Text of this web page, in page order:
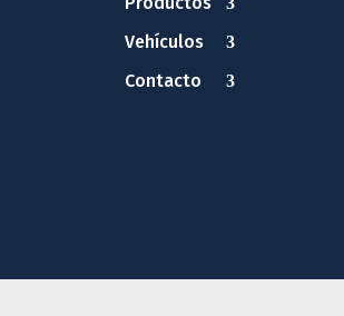
Vehículos
Contacto